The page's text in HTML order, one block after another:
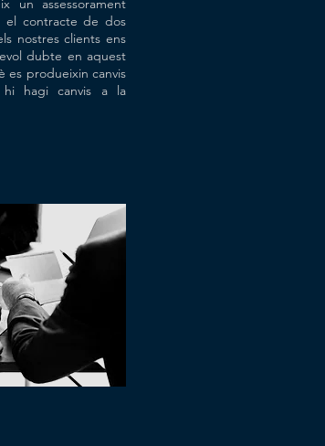
un assessorament
el contracte de dos
nostres clients ens
dubte en aquest
es produeixin canvis
hi hagi canvis a la